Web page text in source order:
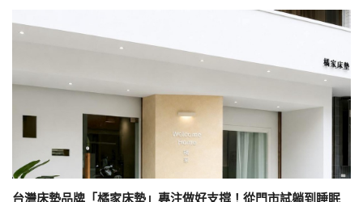
台灣床墊品牌「橘家床墊」專注做好支撐！從門市試躺到睡眠